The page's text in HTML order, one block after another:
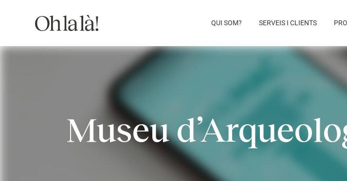
QUI SOM? SERVEIS I CLIENTS
Museu